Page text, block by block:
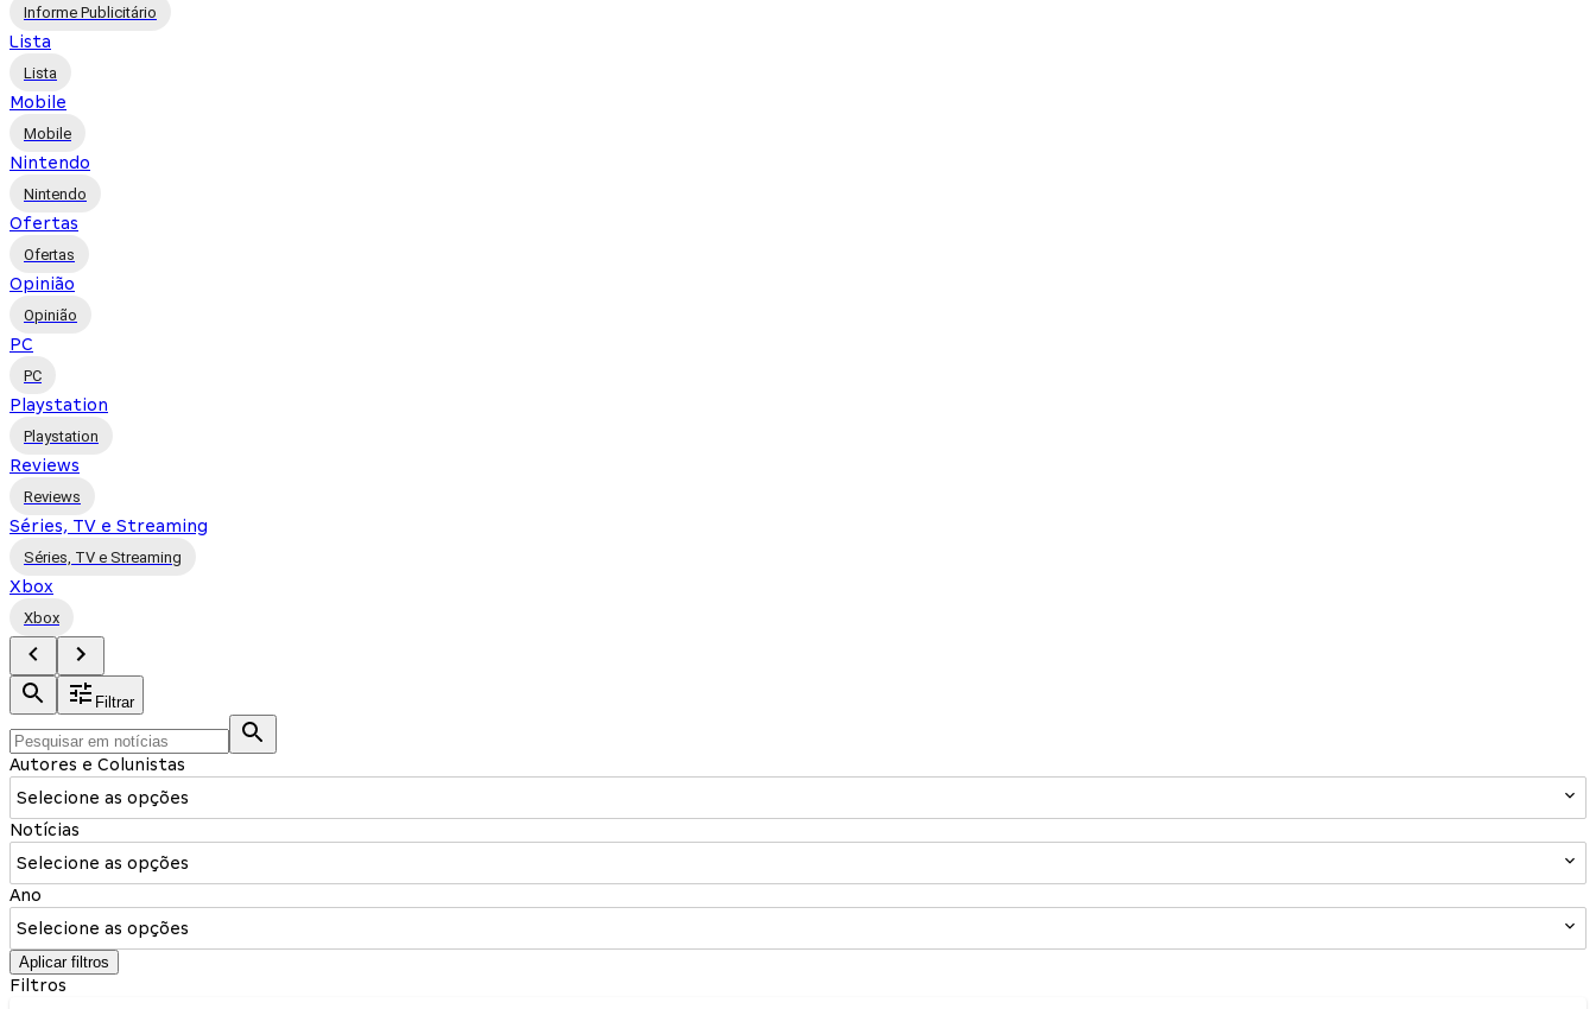
Informe Publicitário
Lista
Lista
Mobile
Mobile
Nintendo
Nintendo
Ofertas
Ofertas
Opinião
Opinião
PC
PC
Playstation
Playstation
Reviews
Reviews
Séries, TV e Streaming
Séries, TV e Streaming
Xbox
Xbox
Filtrar
Autores e Colunistas
Selecione as opções
Notícias
Selecione as opções
Ano
Selecione as opções
Aplicar filtros
Filtros